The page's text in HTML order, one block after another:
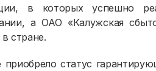
в которых успешно
а ОАО «Калужская
стране.
статус